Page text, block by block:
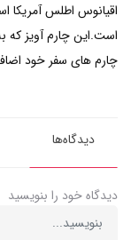
اقیانوس اطلس آمریکا
است.این چارم آویز
چارم های سفر خود
دیدگاه‌ها
دیدگاه خود را بنویسید